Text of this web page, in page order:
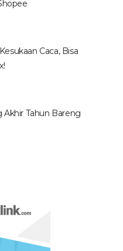
Caca, Bisa
Akhir Tahun Bareng